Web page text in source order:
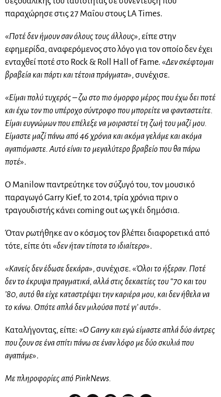
παραχώρησε στις 27 Μαΐου στους LA Times.
«Ποτέ δεν ήμουν σαν όλους τους άλλους», είπε στην
εφημερίδα, αναφερόμενος στο λόγο για τον οποίο δεν έχει
ενταχθεί ποτέ στο Rock & Roll Hall of Fame. «Δεν σκέφτομαι
βραβεία και πάρτι και τέτοια πράγματα», συνέχισε.
«Είμαι πολύ τυχερός – ζω στο πιο όμορφο μέρος που έχω δει ποτέ
και έχω τον πιο υπέροχο σύντροφο που μπορείτε να φανταστείτε.
Είμαι ευγνώμων που επέλεξε να μοιραστεί τη ζωή του μαζί μου.
Είμαστε μαζί πάνω από 46 χρόνια και ακόμα γελάμε και ακόμα
αγαπιόμαστε. Αυτό είναι το μεγαλύτερο βραβείο που θα πάρω
ποτέ».
Ο Manilow παντρεύτηκε τον σύζυγό του, τον μουσικό
παραγωγό Garry Kief, το 2014, τρία χρόνια πριν ο
τραγουδιστής κάνει coming out ως γκέι δημόσια.
Όταν ρωτήθηκε αν ο κόσμος τον βλέπει διαφορετικά από
τότε, είπε ότι «δεν ήταν τίποτα το ιδιαίτερο».
«Κανείς δεν έδωσε δεκάρα», συνέχισε. «Όλοι το ήξεραν. Ποτέ
δεν το έκρυψα πραγματικά, αλλά στις δεκαετίες του “70 και του
’80, αυτό θα είχε καταστρέψει την καριέρα μου, και δεν ήθελα να
το κάνω. Οπότε απλά δεν μιλούσα ποτέ γι’ αυτό».
Καταλήγοντας, είπε: «Ο Garry και εγώ είμαστε απλά δύο άντρες
που ζουν σε ένα σπίτι πάνω σε έναν λόφο με δύο σκυλιά που
αγαπάμε».
Με πληροφορίες από PinkNews.